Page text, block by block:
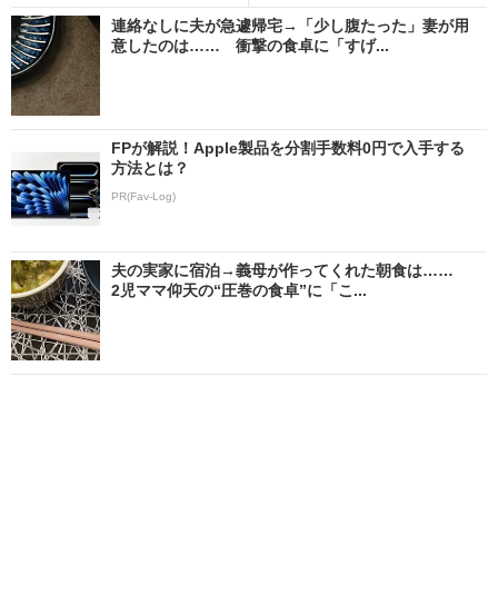
連絡なしに夫が急遽帰宅→「少し腹たった」妻が用
意したのは…… 衝撃の食卓に「すげ...
FPが解説！Apple製品を分割手数料0円で入手する
方法とは？
PR(Fav-Log)
夫の実家に宿泊→義母が作ってくれた朝食は……
2児ママ仰天の“圧巻の食卓”に「こ...